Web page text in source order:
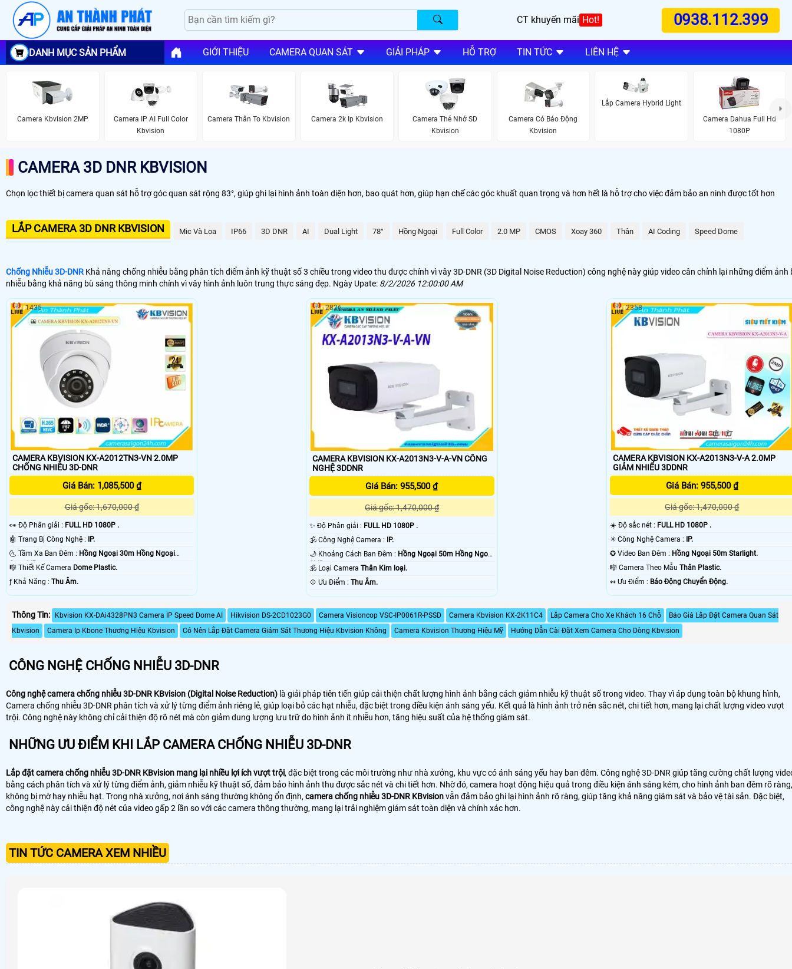
CT khuyến mãi Hot! 0938.112.399
DANH MỤC SẢN PHẨM GIỚI THIỆU CAMERA QUAN SÁT GIẢI PHÁP HỖ TRỢ TIN TỨC LIÊN HỆ
Camera Kbvision 2MP
Camera IP AI Full Color
Kbvision
Camera Thân To Kbvision Camera 2k Ip Kbvision
Camera Thẻ Nhớ SD
Kbvision
Camera Có Báo Động
Kbvision
Lắp Camera Hybrid Light
Camera Dahua Full Hd
1080P
CAMERA 3D DNR KBVISION
Chọn lọc thiết bị camera quan sát hỗ trợ góc quan sát rộng 83°, giúp ghi lại hình ảnh toàn diện hơn, bao quát hơn, giúp hạn chế các góc khuất quan trọng và hơn hết là hỗ trợ cho việc đảm bảo an ninh được tốt hơn
LẮP CAMERA 3D DNR KBVISION Mic Và Loa IP66 3D DNR AI Dual Light 78° Hồng Ngoại Full Color 2.0 MP CMOS Xoay 360 Thân AI Coding Speed Dome
Chống Nhiễu 3D-DNR Khả năng chống nhiễu bằng phân tích điểm ảnh kỹ thuật số 3 chiều trong video thu được chính vì vây 3D-DNR (3D Digital Noise Reduction) công nghệ này giúp video cân chỉnh lại những điểm ảnh
nhiễu bằng khả năng bù sáng thông minh chính vì vây hình ảnh luôn trung thực sáng đẹp. Ngày Upate: 8/2/2026 12:00:00 AM
CAMERA KBVISION KX-A2012TN3-VN 2.0MP
CHỐNG NHIỄU 3D-DNR
Giá Bán: 1,085,500 ₫
Giá gốc: 1,670,000 ₫
️👀 Độ Phân giải : FULL HD 1080P .
🤖️ Trang Bị Công Nghệ : IP.
🌜 Tầm Xa Ban Đêm : Hồng Ngoại 30m Hồng Ngoại
Smart IR.
🎼️ Thiết Kế Camera Dome Plastic.
️ƒ Khả Năng : Thu Âm.
1435
CAMERA KBVISION KX-A2013N3-V-A-VN CÔNG
NGHỆ 3DDNR
Giá Bán: 955,500 ₫
Giá gốc: 1,470,000 ₫
✨ Độ Phân giải : FULL HD 1080P .
🕉️ Công Nghệ Camera : IP.
🌙 Khoảng Cách Ban Đêm : Hồng Ngoại 50m Hồng Ngoại
SMD.🕉️ Loại CameraThân Kim loại.
️💠 Ưu Điểm :Thu Âm.
2826
CAMERA KBVISION KX-A2013N3-V-A 2.0MP
GIẢM NHIỂU 3DDNR
Giá Bán: 955,500 ₫
Giá gốc: 1,470,000 ₫
☀️ Độ sắc nét : FULL HD 1080P .
✳️ Công Nghệ Camera : IP.
✪ Video Ban Đêm : Hồng Ngoại 50m Starlight.
🎼️ Camera Theo Mẫu Thân Plastic.
️↭ Ưu Điểm : Báo Động Chuyển Động.
2358
Thông Tin: Kbvision KX-DAi4328PN3 Camera IP Speed Dome AI Hikvision DS-2CD1023G0 Camera Visioncop VSC-IP0061R-PSSD Camera Kbvision KX-2K11C4 Lắp Camera Cho Xe Khách 16 Chỗ
Báo Giá Lắp Đặt Camera Quan Sát
Kbvision
Camera Ip Kbone Thương Hiệu Kbvision Có Nên Lắp Đặt Camera Giám Sát Thương Hiệu Kbvision Không Camera Kbvision Thương Hiệu Mỹ Hướng Dẫn Cài Đặt Xem Camera Cho Dòng Kbvision
CÔNG NGHỆ CHỐNG NHIỄU 3D-DNR
Công nghệ camera chống nhiễu 3D-DNR KBvision (Digital Noise Reduction) là giải pháp tiên tiến giúp cải thiện chất lượng hình ảnh bằng cách giảm nhiễu kỹ thuật số trong video. Thay vì áp dụng toàn bộ khung hình,
Camera chống nhiễu 3D-DNR phân tích và xử lý từng điểm ảnh riêng lẻ, giúp loại bỏ các hạt nhiễu, đặc biệt trong điều kiện ánh sáng yếu. Kết quả là hình ảnh trở nên sắc nét, chi tiết hơn, mang lại chất lượng video vượt
trội. Công nghệ này không chỉ cải thiện độ rõ nét mà còn giảm dung lượng lưu trữ do hình ảnh ít nhiễu hơn, tăng hiệu suất của hệ thống giám sát.
NHỮNG ƯU ĐIỂM KHI LẮP CAMERA CHỐNG NHIỄU 3D-DNR
Lắp đặt camera chống nhiễu 3D-DNR KBvision mang lại nhiều lợi ích vượt trội, đặc biệt trong các môi trường như nhà xưởng, khu vực có ánh sáng yếu hay ban đêm. Công nghệ 3D-DNR giúp tăng cường chất lượng
bằng cách phân tích và xử lý từng điểm ảnh, giảm nhiễu kỹ thuật số, đảm bảo hình ảnh thu được sắc nét và chi tiết hơn. Nhờ đó, camera hoạt động hiệu quả trong điều kiện ánh sáng kém, cho hình ảnh ban đêm rõ ràng,
không bị mờ hay nhiễu hạt. Trong nhà xưởng, nơi ánh sáng thường không ổn định, camera chống nhiễu 3D-DNR KBvisionvẫn đảm bảo ghi lại hình ảnh rõ ràng, giúp tăng khả năng giám sát và bảo vệ tài sản. Đặc biệt,
công nghệ này cải thiện độ nét của video gấp 2 lần so với các camera thông thường, mang lại trải nghiệm giám sát toàn diện và chính xác hơn.
TIN TỨC CAMERA XEM NHIỀU